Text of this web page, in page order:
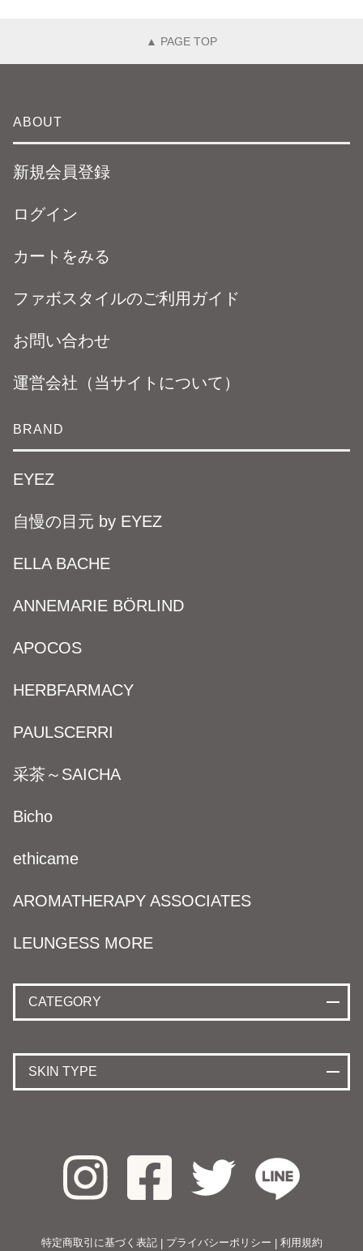
▲ PAGE TOP
ABOUT
新規会員登録
ログイン
カートをみる
ファボスタイルのご利用ガイド
お問い合わせ
運営会社（当サイトについて）
BRAND
EYEZ
自慢の目元 by EYEZ
ELLA BACHE
ANNEMARIE BÖRLIND
APOCOS
HERBFARMACY
PAULSCERRI
采茶～SAICHA
Bicho
ethicame
AROMATHERAPY ASSOCIATES
LEUNGESS MORE
CATEGORY
SKIN TYPE
特定商取引に基づく表記 プライバシーポリシー 利用規約